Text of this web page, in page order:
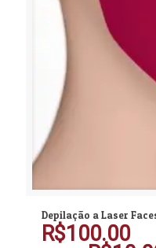
Depilação a Laser
R$100.00